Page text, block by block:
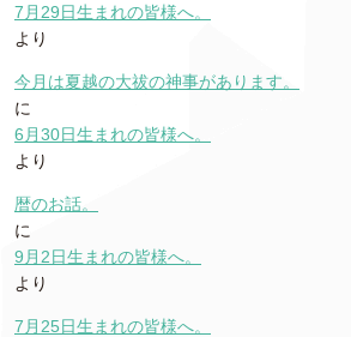
7月29日生まれの皆様へ。
より
今月は夏越の大祓の神事があります。
に
6月30日生まれの皆様へ。
より
暦のお話。
に
9月2日生まれの皆様へ。
より
7月25日生まれの皆様へ。